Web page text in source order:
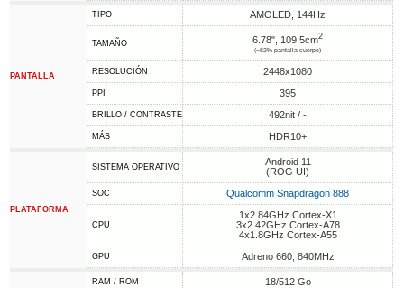
PANTALLA
TIPO AMOLED, 144Hz
TAMAÑO 6.78", 109.5cm2
(~82% pantalla-cuerpo)
RESOLUCIÓN 2448x1080
PPI 395
BRILLO / CONTRASTE 492nit / -
MÁS HDR10+
PLATAFORMA
SISTEMA OPERATIVO
Android 11
(ROG UI)
SOC Qualcomm Snapdragon 888
CPU
1x2.84GHz Cortex-X1
3x2.42GHz Cortex-A78
4x1.8GHz Cortex-A55
GPU Adreno 660, 840MHz
RAM / ROM 18/512 Go